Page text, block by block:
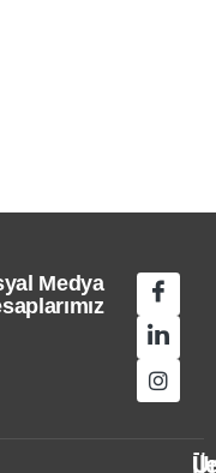
Medya